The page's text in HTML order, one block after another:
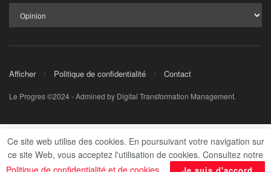
Afficher Politique de confidentialité Contact
Le Progres ©2024 - Admined by Digital Transformation Management.
Ce site web utilise des cookies. En poursuivant votre navigation sur
ce site Web, vous acceptez l'utilisation de cookies. Consultez notre
Politique de confidentialité et de cookies